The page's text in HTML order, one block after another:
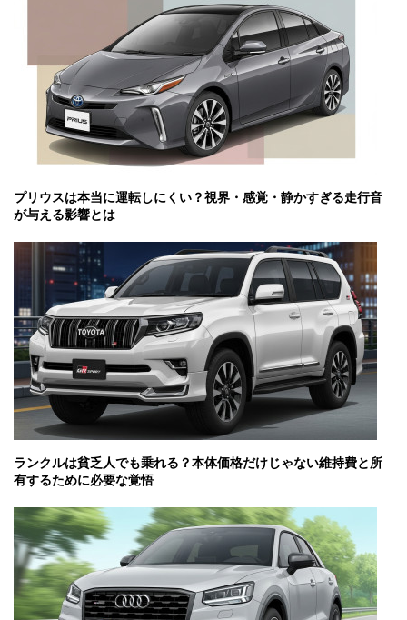
プリウスは本当に運転しにくい？視界・感覚・静かすぎる走行音
が与える影響とは
ランクルは貧乏人でも乗れる？本体価格だけじゃない維持費と所
有するために必要な覚悟